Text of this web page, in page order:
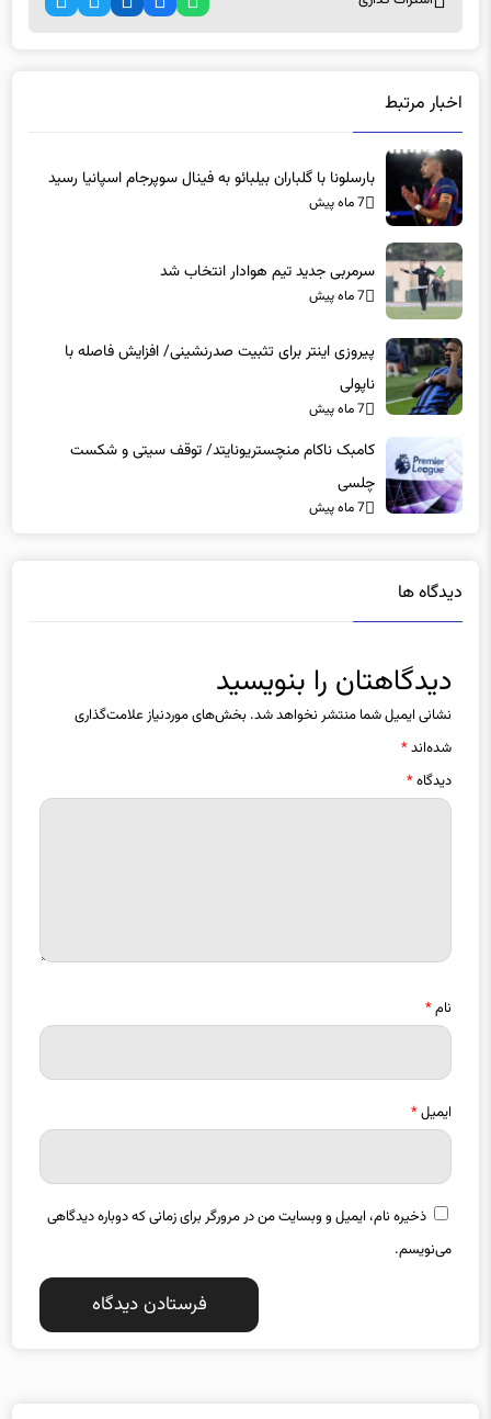
ناپولی
کامبک ناکام منچستریونایتد/ توقف سیتی و شکست
چلسی
7 ماه پیش
نشانی ایمیل شما منتشر نخواهد شد.بخش‌های موردنیاز علامت‌گذاری
شده‌اند*
دیدگاه*
ایمیل*
ذخیره نام، ایمیل و وبسایت من در مرورگر برای زمانی که دوباره دیدگاهی
می‌نویسم.